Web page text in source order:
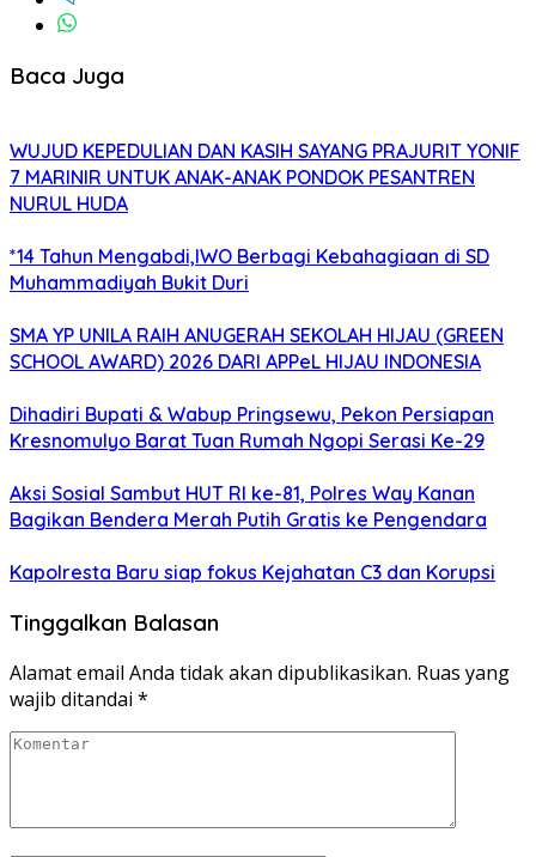
Baca Juga
WUJUD KEPEDULIAN DAN KASIH SAYANG PRAJURIT YONIF
7 MARINIR UNTUK ANAK-ANAK PONDOK PESANTREN
NURUL HUDA
*14 Tahun Mengabdi,IWO Berbagi Kebahagiaan di SD
Muhammadiyah Bukit Duri
SMA YP UNILA RAIH ANUGERAH SEKOLAH HIJAU (GREEN
SCHOOL AWARD) 2026 DARI APPeL HIJAU INDONESIA
Dihadiri Bupati & Wabup Pringsewu, Pekon Persiapan
Kresnomulyo Barat Tuan Rumah Ngopi Serasi Ke-29
Aksi Sosial Sambut HUT RI ke-81, Polres Way Kanan
Bagikan Bendera Merah Putih Gratis ke Pengendara
Kapolresta Baru siap fokus Kejahatan C3 dan Korupsi
Tinggalkan Balasan
Alamat email Anda tidak akan dipublikasikan. Ruas yang
wajib ditandai *